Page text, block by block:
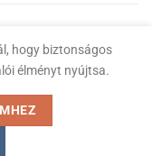
2026
hogy biztonságos
élményt nyújtsa.